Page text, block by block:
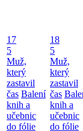
17
5
Muž,
který
zastavil
čas Balení
knih a
učebnic
do fólie
18
5
Muž,
který
zastavil
čas
knih a
učebnic
do fólie